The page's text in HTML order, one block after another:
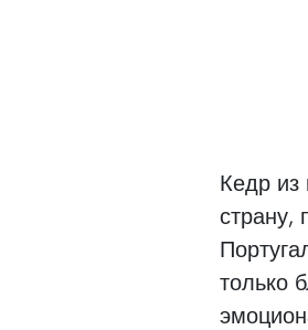
Кедр из
страну,
только